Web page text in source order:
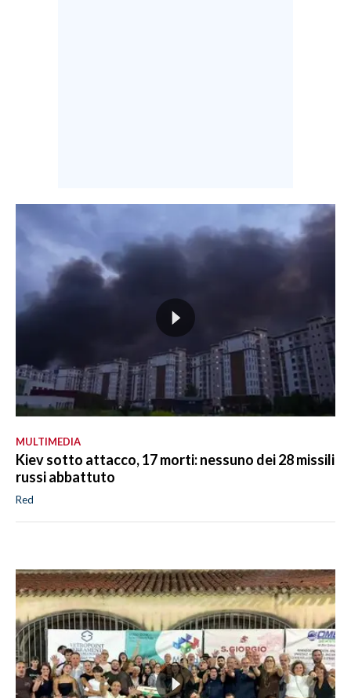
MULTIMEDIA
Kiev sotto attacco, 17 morti: nessuno dei 28 missili
russi abbattuto
Red